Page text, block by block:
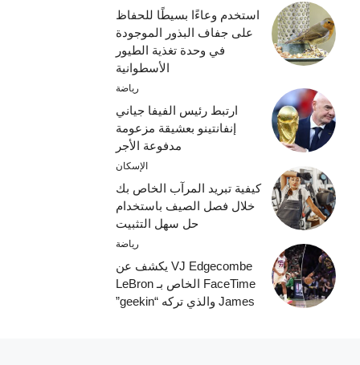
استخدم وعاءًا بسيطًا للحفاظ
على جفاف البذور الموجودة
في وحدة تغذية الطيور
الأسطوانية
رياضة
ارتبط رئيس الفيفا جياني
إنفانتينو بعشيقة مزعومة
مدفوعة الأجر
الإسكان
كيفية تبريد المرآب الخاص بك
خلال فصل الصيف باستخدام
حل سهل التثبيت
رياضة
VJ Edgecombe يكشف عن
FaceTime الخاص بـ LeBron
James والذي تركه “geekin”